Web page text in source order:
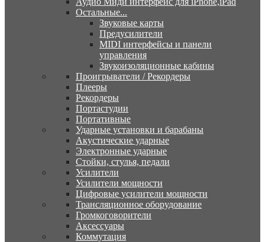
Остальные...
Звуковые карты
Предусилители
MIDI интерфейсы и панели
управления
Звукоизоляционные кабины
Проигрыватели / Рекордеры
Плееры
Рекордеры
Портастудии
Портативные
Ударные установки и барабаны
Акустические ударные
Электронные ударные
Стойки, стулья, педали
Усилители
Усилители мощности
Цифровые усилители мощности
Трансляционное оборудование
Громкоговорители
Аксессуары
Коммутация